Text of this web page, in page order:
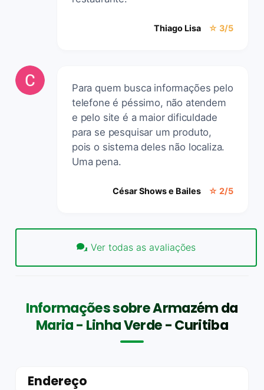
Thiago Lisa ☆ 3/5
Para quem busca informações pelo
telefone é péssimo, não atendem
e pelo site é a maior dificuldade
para se pesquisar um produto,
pois o sistema deles não localiza.
Uma pena.
César Shows e Bailes ☆ 2/5
Ver todas as avaliações
Informações sobre Armazém da
Maria - Linha Verde - Curitiba
Endereço